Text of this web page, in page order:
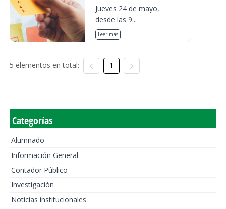
Jueves 24 de mayo,
desde las 9...
Leer más
5 elementos en total: 1
Categorías
Alumnado
Información General
Contador Público
Investigación
Noticias institucionales